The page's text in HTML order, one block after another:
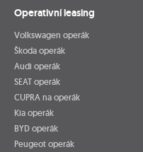
Operativní leasing
Volkswagen operák
Škoda operák
Audi operák
SEAT operák
CUPRA na operák
Kia operák
BYD operák
Peugeot operák